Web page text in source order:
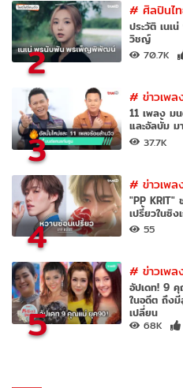
2
#ศิลปินไ
ประวัติ เนเ
วิชญ์
70.7K
3
#ข่าวเพ
11 เพลง ม
และอัลบั้ม ม
37.7K
4
#ข่าวเพล
"PP KRIT"
เปรี้ยวในซิ
55
5
#ข่าวเพล
อัปเดท! 9
ในอดีต ถึงมี
เปลี่ยน
68K